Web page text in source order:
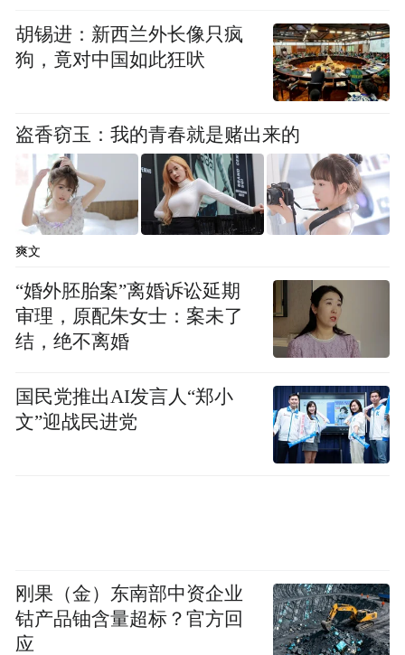
胡锡进：新西兰外长像只疯
狗，竟对中国如此狂吠
盗香窃玉：我的青春就是赌出来的
爽文
“婚外胚胎案”离婚诉讼延期
审理，原配朱女士：案未了
结，绝不离婚
国民党推出AI发言人“郑小
文”迎战民进党
刚果（金）东南部中资企业
钴产品铀含量超标？官方回
应